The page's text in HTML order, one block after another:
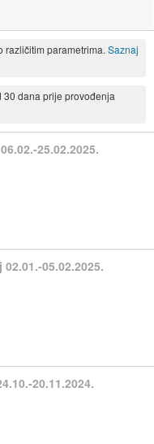
različitim parametrima. Saznaj
dana prije provođenja
25.02.2025.
05.02.2025.
20.11.2024.